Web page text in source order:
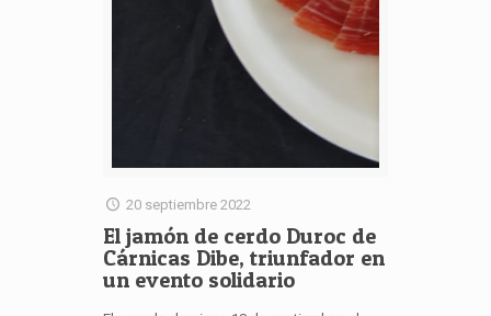
20 septiembre 2022
El jamón de cerdo Duroc de
Cárnicas Dibe, triunfador en
un evento solidario